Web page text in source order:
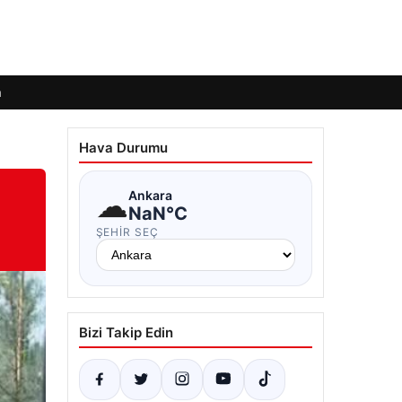
Hava Durumu
☁Ankara
NaN°C
ŞEHIR SEÇ
Bizi Takip Edin